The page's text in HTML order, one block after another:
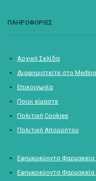
ΠΛΗΡΟΦΟΡΙΕΣ
Αρχική Σελίδα
Διαφημιστείτε στο
Επικοινωνία
Ποιοι είμαστε
Πολιτική Cookies
Πολιτική Απορρήτου
Εφημερεύοντα Φαρμακεία
Εφημερεύοντα Φαρμακεία